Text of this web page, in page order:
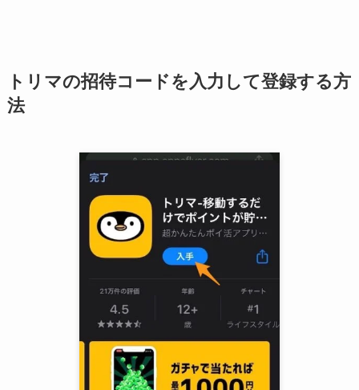
トリマの招待コードを入力して登録する方
法